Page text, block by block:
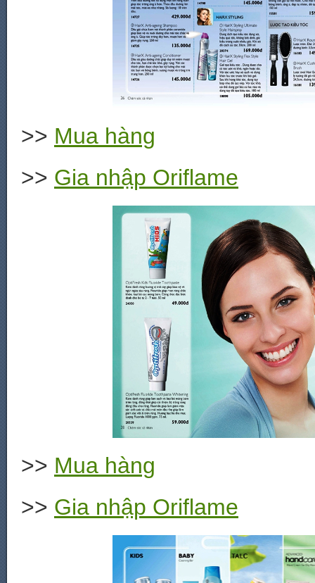
>> Mua hàng
>> Gia nhập Oriflame
>> Mua hàng
>> Gia nhập Oriflame